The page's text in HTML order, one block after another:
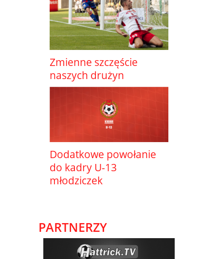
Zmienne szczęście
naszych drużyn
Dodatkowe powołanie
do kadry U-13
młodziczek
PARTNERZY